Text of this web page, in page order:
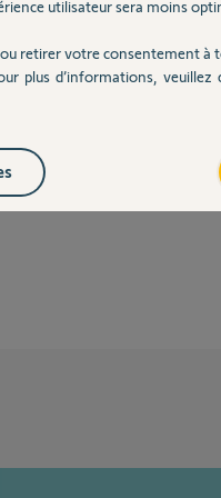
utilisateur sera moins
retirer votre consentement à
plus d’informations,